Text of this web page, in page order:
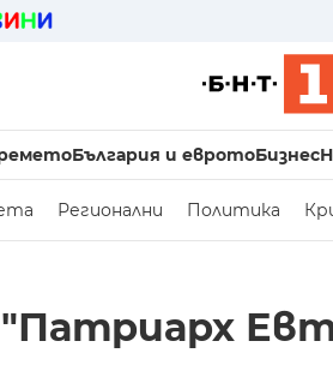
България и евротоБизнес
Регионални Политика
"Патриарх